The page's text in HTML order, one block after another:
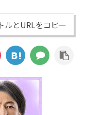
ルとURLをコピー